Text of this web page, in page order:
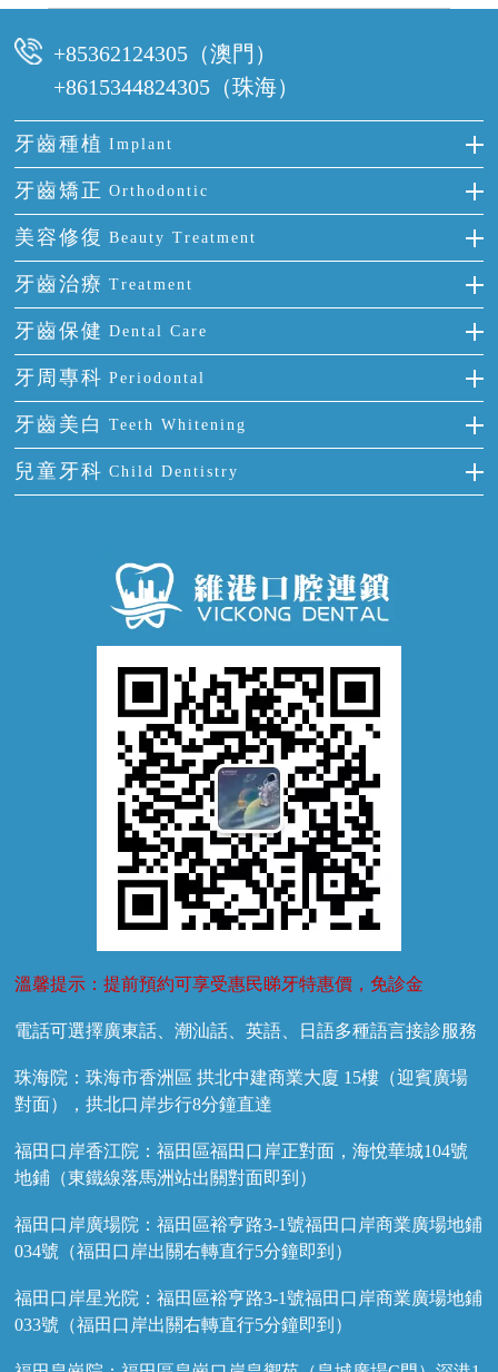
可以，請盡早通過wechat或whatsapp聯絡我們，告知我們你原本預約的
+85362124305（澳門）
+8615344824305（珠海）
牙齒種植 Implant
種牙
單顆牙缺失
門牙缺失
多顆牙缺失
半口缺失
全口缺失
牙齒矯正 Orthodontic
隱形箍牙
前牙反頜
牙齒擁擠
牙齒前突
牙齒稀疏
美容修復 Beauty Treatment
全瓷牙
烤瓷牙
氟斑牙
四環素牙
活動假牙
牙貼面
牙齒治療 Treatment
補牙
智齒
根管治療
拔牙
牙痛
牙齒保健 Dental Care
正確刷牙
全國愛牙日
預防牙病
牙科通識
牙周專科 Periodontal
牙周炎
牙齦出血
牙齦炎
牙齦萎縮
牙齒美白 Teeth Whitening
冷光美白
兒童牙科 Child Dentistry
溫馨提示：提前預約可享受惠民睇牙特惠價，免診金
電話可選擇廣東話、潮汕話、英語、日語多種語言接診服務
珠海院：珠海市香洲區 拱北中建商業大廈 15樓（迎賓廣場
對面），拱北口岸步行8分鐘直達
福田口岸香江院：福田區福田口岸正對面，海悅華城104號
地鋪（東鐵線落馬洲站出關對面即到）
福田口岸廣場院：福田區裕亨路3-1號福田口岸商業廣場地鋪
034號（福田口岸出關右轉直行5分鐘即到）
福田口岸星光院：福田區裕亨路3-1號福田口岸商業廣場地鋪
033號（福田口岸出關右轉直行5分鐘即到）